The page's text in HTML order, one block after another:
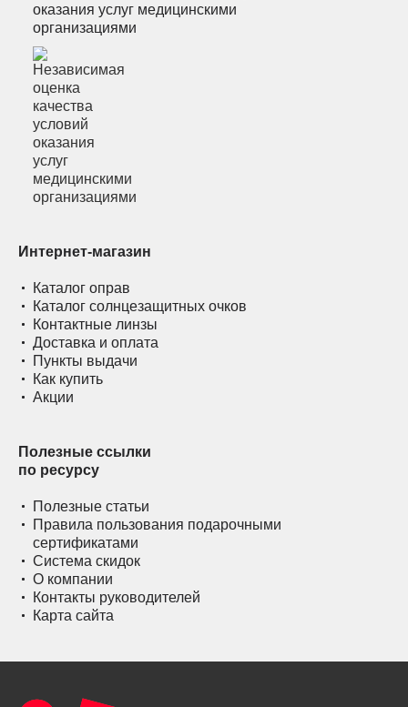
оказания услуг медицинскими
организациями
Интернет-магазин
Каталог оправ
Каталог солнцезащитных очков
Контактные линзы
Доставка и оплата
Пункты выдачи
Как купить
Акции
Полезные ссылки
по ресурсу
Полезные статьи
Правила пользования подарочными
сертификатами
Система скидок
О компании
Контакты руководителей
Карта сайта